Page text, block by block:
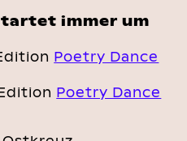
immer um
Poetry Dance
Poetry Dance